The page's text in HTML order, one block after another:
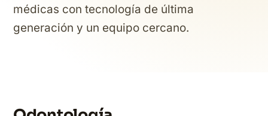
médicas con tecnología de última
generación y un equipo cercano.